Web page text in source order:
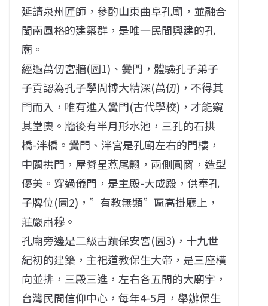
延請泉州匠師，參酌山東曲阜孔廟，並融合
閩南風格的建築群，是唯一民間興建的孔
廟。
經過萬仞宮牆(圖1)、黌門，體驗孔子弟子
子貢認為孔子學問博大精深(萬仞)，不得其
門而入，唯有進入黌門(古代學校)，才能窺
其堂奧。牆後有半月形水池，三孔的石拱
橋-泮橋。黌門、泮宮是孔廟左右的門樓，
中闢拱門，屋脊呈燕尾翹，兩側圓窗，造型
優美。穿過儀門，是主殿-大成殿，供奉孔
子牌位(圖2)，”有教無類”匾高掛廳上，
莊嚴肅穆。
孔廟旁邊是二級古蹟保安宮(圖3)，十九世
紀初的建築，主祀道教保生大帝，是三座橫
向並排，三殿三進，左右各五間的大廟宇，
台灣民間信仰中心，每年4-5月，舉辦保生